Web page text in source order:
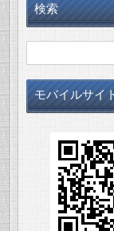
検索
モバイルサイ